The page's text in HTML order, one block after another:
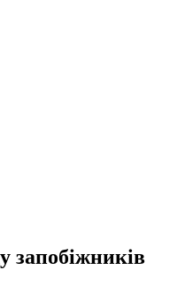
запобіжників